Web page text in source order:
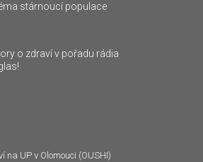
stárnoucí populace
o zdraví v pořadu rádia
UP v Olomouci (OUSHI)